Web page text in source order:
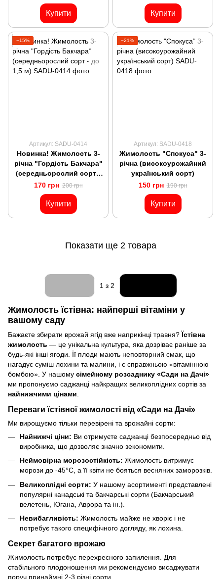
Купити Купити
−15%
Артикул: SADU-0414
Новинка! Жимолость 3-
річна "Гордість Бакчара"
(середньорослий сорт -
до 1,5 м)
170 грн 200 грн
Купити
−21%
Артикул: SADU-0418
Жимолость "Спокуса" 3-
річна (високоурожайний
український сорт)
150 грн 190 грн
Купити
Показати ще 2 товара
1 з 2
Жимолость їстівна: найперші вітаміни у
вашому саду
Бажаєте збирати врожай ягід вже наприкінці травня? Їстівна
жимолость — це унікальна культура, яка дозріває раніше за
будь-які інші ягоди. Її плоди мають неповторний смак, що
нагадує суміш лохини та малини, і є справжньою «вітамінною
бомбою». У нашому сімейному розсаднику «Сади на Дачі»
ми пропонуємо саджанці найкращих великоплідних сортів за
найнижчими цінами
Переваги їстівної жимолості від «Сади на Дачі»
Ми вирощуємо тільки перевірені та врожайні сорти:
Найнижчі ціни: Ви отримуєте саджанці безпосередньо від
виробника, що дозволяє значно зекономити.
Неймовірна морозостійкість: Жимолость витримує
морози до -45°C, а її квіти не бояться весняних заморозків.
Великоплідні сорти: У нашому асортименті представлені
популярні канадські та бакчарські сорти (Бакчарський
велетень, Югана, Аврора та ін.).
Невибагливість: Жимолость майже не хворіє і не
потребує такого специфічного догляду, як лохина.
Секрет багатого врожаю
Жимолость потребує перехресного запилення. Для
стабільного плодоношення ми рекомендуємо висаджувати
поруч принаймні 2-3 різні сорти.